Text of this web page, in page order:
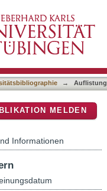
→
MELDEN
Informationen